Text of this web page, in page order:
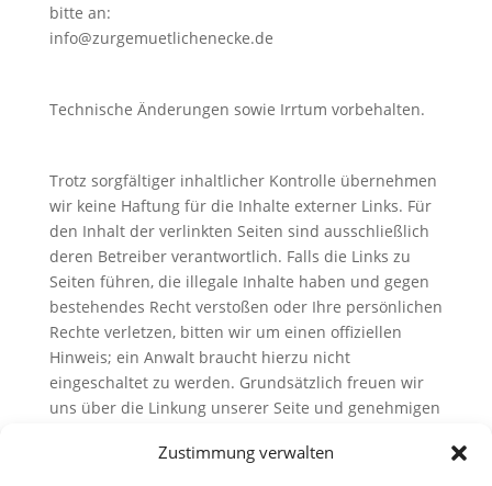
Zustimmung verwalten
bitte an:
info@zurgemuetlichenecke.de
Technische Änderungen sowie Irrtum vorbehalten.
Trotz sorgfältiger inhaltlicher Kontrolle übernehmen
wir keine Haftung für die Inhalte externer Links. Für
den Inhalt der verlinkten Seiten sind ausschließlich
deren Betreiber verantwortlich. Falls die Links zu
Seiten führen, die illegale Inhalte haben und gegen
bestehendes Recht verstoßen oder Ihre persönlichen
Rechte verletzen, bitten wir um einen offiziellen
Hinweis; ein Anwalt braucht hierzu nicht
eingeschaltet zu werden. Grundsätzlich freuen wir
uns über die Linkung unserer Seite und genehmigen
ausdrücklich von/für Seiten, deren Inhalt ein